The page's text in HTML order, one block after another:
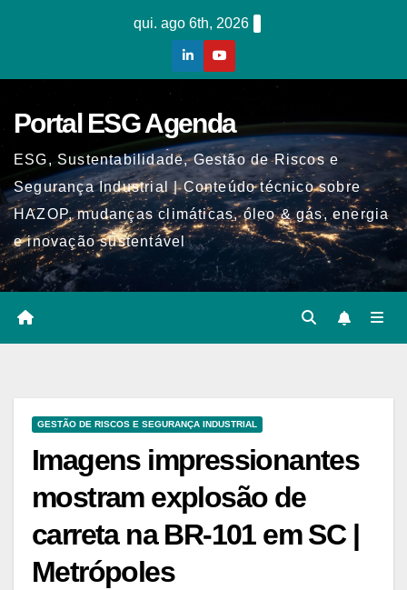
qui. ago 6th, 2026
Portal ESG Agenda
ESG, Sustentabilidade, Gestão de Riscos e
Segurança Industrial | Conteúdo técnico sobre
HAZOP, mudanças climáticas, óleo & gás, energia
e inovação sustentável
GESTÃO DE RISCOS E SEGURANÇA INDUSTRIAL
Imagens impressionantes
mostram explosão de
carreta na BR-101 em SC |
Metrópoles